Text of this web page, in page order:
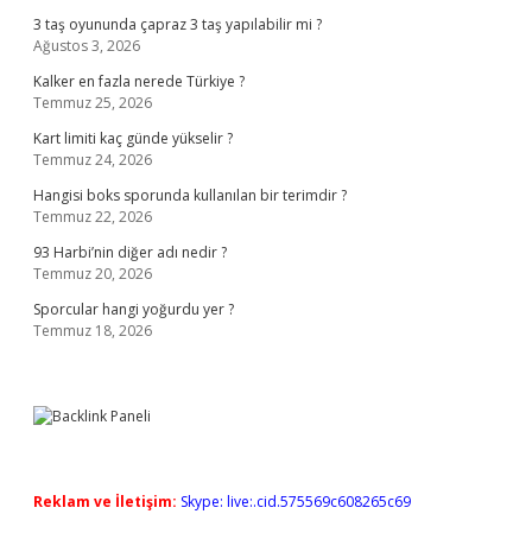
3 taş oyununda çapraz 3 taş yapılabilir mi ?
Ağustos 3, 2026
Kalker en fazla nerede Türkiye ?
Temmuz 25, 2026
Kart limiti kaç günde yükselir ?
Temmuz 24, 2026
Hangisi boks sporunda kullanılan bir terimdir ?
Temmuz 22, 2026
93 Harbi’nin diğer adı nedir ?
Temmuz 20, 2026
Sporcular hangi yoğurdu yer ?
Temmuz 18, 2026
Reklam ve İletişim: Skype: live:.cid.575569c608265c69